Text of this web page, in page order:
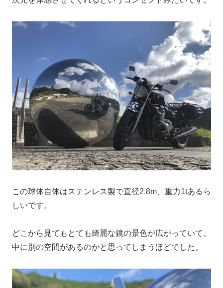
この球体自体はステンレス製で直径2.8m、重力1tあるら
しいです。
どこから見てもとても綺麗な鏡の景色が広がっていて、
中に別の空間があるのかと思ってしまうほどでした。